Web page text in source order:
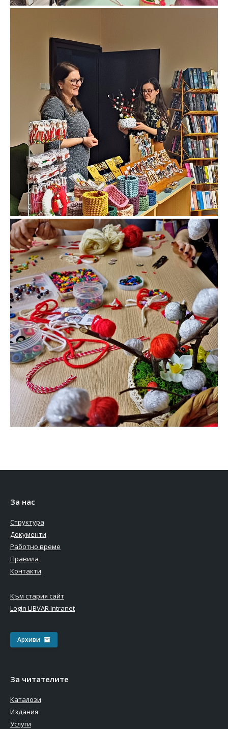
За нас
Структура
Документи
Работно време
Правила
Контакти
Към стария сайт
Login LIBVAR Intranet
Архиви
За читателите
Каталози
Издания
Услуги